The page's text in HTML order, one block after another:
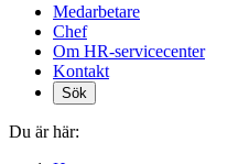
Medarbetare
Chef
Om HR-servicecenter
Kontakt
Sök
Du är här: